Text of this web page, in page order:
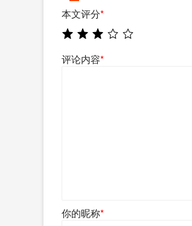
本文评分*
评论内容*
你的昵称*